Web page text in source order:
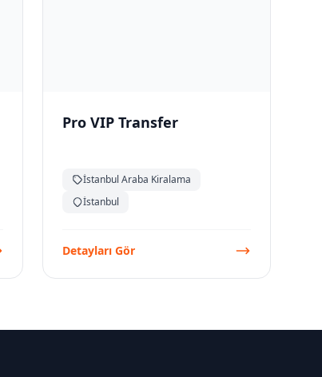
Pro VIP Transfer
İstanbul Araba Kiralama
İstanbul
Detayları Gör